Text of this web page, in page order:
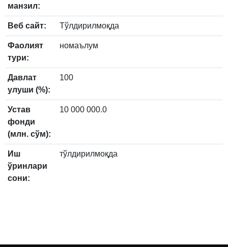
манзил:
Веб сайт: Тўлдирилмоқда
Фаолият
тури:
номаълум
Давлат
улуши (%):
100
Устав
фонди
(млн. сўм):
10 000 000.0
Иш
ўринлари
сони:
тўлдирилмоқда